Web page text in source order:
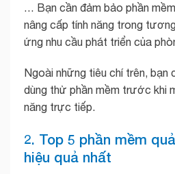
… Bạn cần đảm bảo phần
nâng cấp tính năng trong
ứng nhu cầu phát triển của
Ngoài những tiêu chí trên, bạn
dùng thử phần mềm trước khi
năng trực tiếp.
2. Top 5 phần mềm
hiệu quả nhất